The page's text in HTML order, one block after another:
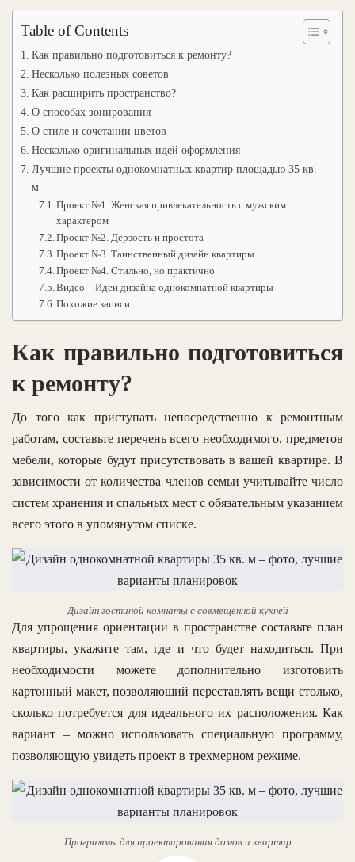
Table of Contents
Как правильно подготовиться к ремонту?
Несколько полезных советов
Как расширить пространство?
О способах зонирования
О стиле и сочетании цветов
Несколько оригинальных идей оформления
Лучшие проекты однокомнатных квартир площадью 35 кв.
м
Проект №1. Женская привлекательность с мужским
характером
Проект №2. Дерзость и простота
Проект №3. Таинственный дизайн квартиры
Проект №4. Стильно, но практично
Видео – Идеи дизайна однокомнатной квартиры
Похожие записи:
Как правильно подготовиться
к ремонту?
До того как приступать непосредственно к ремонтным
работам, составьте перечень всего необходимого, предметов
мебели, которые будут присутствовать в вашей квартире. В
зависимости от количества членов семьи учитывайте число
систем хранения и спальных мест с обязательным указанием
всего этого в упомянутом списке.
Дизайн гостиной комнаты с совмещенной кухней
Для упрощения ориентации в пространстве составьте план
квартиры, укажите там, где и что будет находиться. При
необходимости можете дополнительно изготовить
картонный макет, позволяющий переставлять вещи столько,
сколько потребуется для идеального их расположения. Как
вариант – можно использовать специальную программу,
позволяющую увидеть проект в трехмерном режиме.
Программы для проектирования домов и квартир